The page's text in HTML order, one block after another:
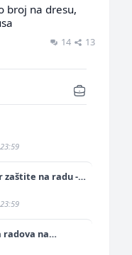
broj na dresu,
14 13
zaštite na radu -
i pomoći
radova na